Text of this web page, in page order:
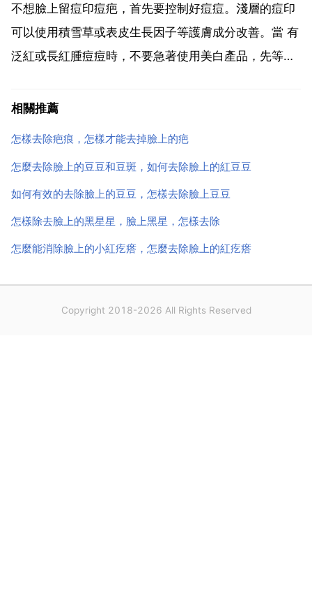
受愛美人士的青睞，鐳射祛痘 總療程為2 4周，一般只
需...
不想臉上留痘印痘疤，首先要控制好痘痘。淺層的痘印
可以使用積雪草或表皮生長因子等護膚成分改善。當 有
泛紅或長紅腫痘痘時，不要急著使用美白產品，先等痘
水來洗臉三次，一個星期就能摸得到光滑白嫩，而且對
相關推薦
怎樣去除疤痕，怎樣才能去掉臉上的疤
怎麼去除臉上的豆豆和豆斑，如何去除臉上的紅豆豆
如何有效的去除臉上的豆豆，怎樣去除臉上豆豆
怎樣除去臉上的黑星星，臉上黑星，怎樣去除
怎麼能消除臉上的小紅疙瘩，怎麼去除臉上的紅疙瘩
Copyright 2018-2026 All Rights Reserved